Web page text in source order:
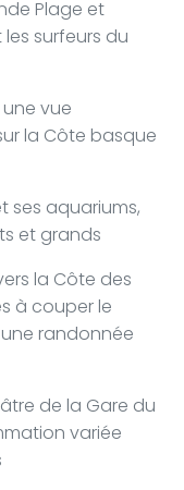
Plage et
surfeurs du
vue
la Côte basque
ses aquariums,
et grands
la Côte des
à couper le
randonnée
de la Gare du
variée